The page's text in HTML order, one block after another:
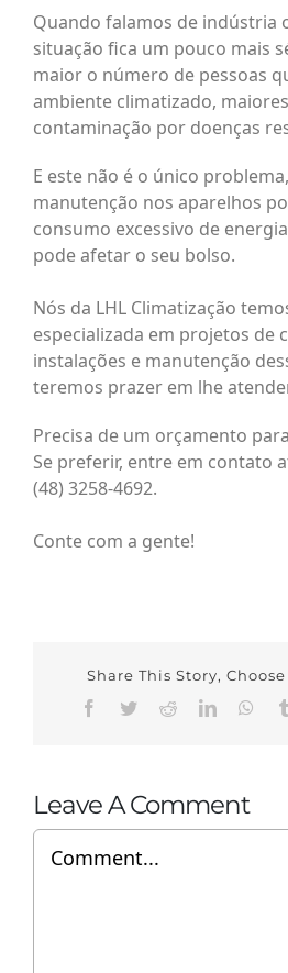
Quando falamos de indústria
situação fica um pouco mais
maior o número de pessoas
ambiente climatizado,
contaminação por doenças
⁠E este não é o único
manutenção nos aparelhos
consumo excessivo de
pode afetar o seu bolso.⁠
Nós da LHL Climatização
especializada em projetos de
instalações e manutenção
teremos prazer em lhe
Precisa de um orçamento
⁠Se preferir, entre em contato
(48) 3258-4692.⁠
Conte com a gente!⁠
Share This Story,
Facebook
TwitterRedditLinkedIn
Leave A Comment
Comment